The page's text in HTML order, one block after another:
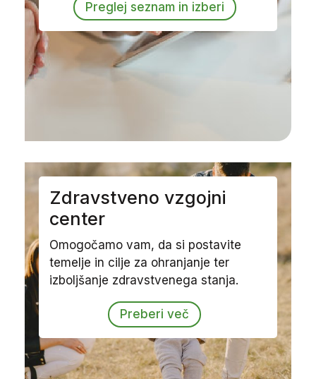
Preglej seznam in izberi
Zdravstveno vzgojni
center
Omogočamo vam, da si postavite
temelje in cilje za ohranjanje ter
izboljšanje zdravstvenega stanja.
Preberi več